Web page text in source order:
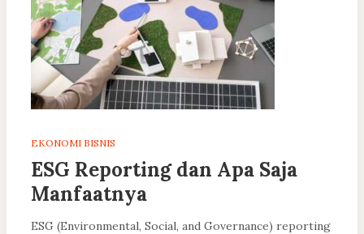
EKONOMI BISNIS
ESG Reporting dan Apa Saja
Manfaatnya
ESG (Environmental, Social, and Governance) reporting